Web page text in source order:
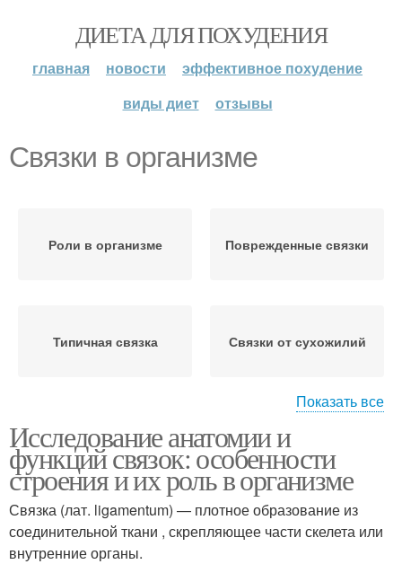
ДИЕТА ДЛЯ ПОХУДЕНИЯ
главная новости
эффективное похудение
виды диет
отзывы
Связки в организме
Роли в организме Поврежденные связки
Типичная связка Связки от сухожилий
Связки при занятиях
Показать все
Исследование анатомии и
функций связок: особенности
строения и их роль в организме
Связка (лат. ligamentum) — плотное образование из
соединительной ткани , скрепляющее части скелета или
внутренние органы.